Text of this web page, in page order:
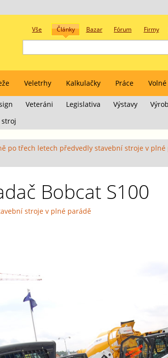
Vše Články Bazar Fórum Firmy
Veletrhy Kalkulačky Práce
Veteráni Legislativa Výstavy
po třech letech předvedly stavební stroje v plné
Bobcat S100
stroje v plné parádě